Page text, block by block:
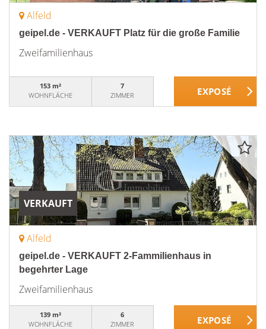
Alfeld
geipel.de - VERKAUFT Platz für die große Familie
Zweifamilienhaus
153 m²
WOHNFLÄCHE
7
ZIMMER
VERKAUFT
Alfeld
geipel.de - VERKAUFT 2-Fammilienhaus in
begehrter Lage
Zweifamilienhaus
139 m²
WOHNFLÄCHE
6
ZIMMER